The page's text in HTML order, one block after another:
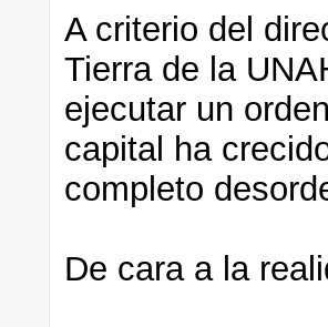
A criterio del
Tierra de la
ejecutar un
capital ha
completo
De cara a la